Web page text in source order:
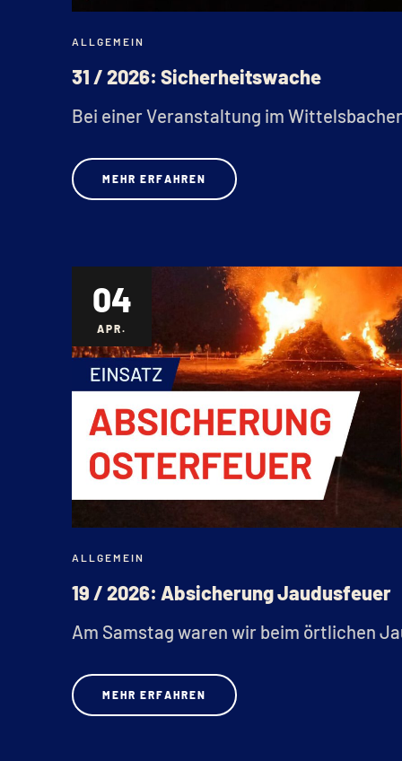
ALLGEMEIN
31 / 2026: Sicherheitswache
Bei einer Veranstaltung im
MEHR ERFAHREN
04
APR.
ALLGEMEIN
19 / 2026: Absicherung Jaudusfeuer
Am Samstag waren wir beim örtlichen
MEHR ERFAHREN